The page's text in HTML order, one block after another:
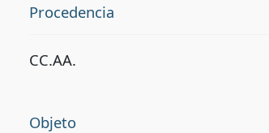
Procedencia
CC.AA.
Objeto